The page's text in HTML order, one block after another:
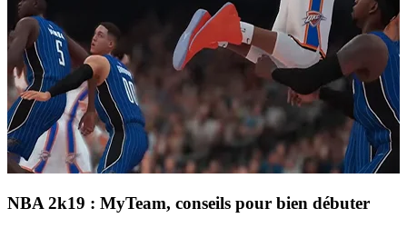
NBA 2k19 : MyTeam, conseils pour bien débuter